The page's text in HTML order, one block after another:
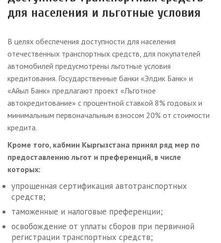
для населения и льготные условия
В целях обеспечения доступности для населения
отечественных транспортных средств, для покупателей
автомобилей предусмотрены льготные условия
кредитования. Государственные банки «Элдик Банк» и
«Айыл Банк» предлагают проект «Льготное
автокредитование» с процентной ставкой 8% годовых и
минимальным первоначальным взносом 20% от стоимости
кредита.
Кроме того, кабмин Кыргызстана принял ряд мер по
предоставлению льгот и преференций, в числе
которых:
упрощенная сертификация автотранспортных
средств;
таможенные и налоговые преференции;
освобождение от уплаты сборов при первичной
регистрации транспортных средств;